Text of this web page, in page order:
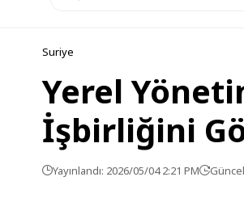
Suriye
Yerel
İşbirliğini
Yayınlandı: 2026/05/04 2:21 PM